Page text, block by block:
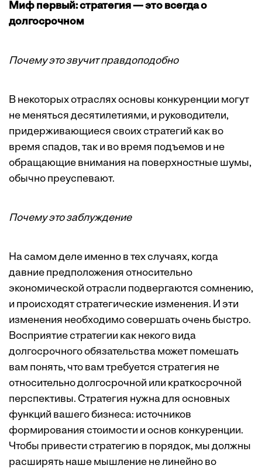
Миф первый: стратегия — это всегда о
долгосрочном
Почему это звучит правдоподобно
В некоторых отраслях основы конкуренции могут
не меняться десятилетиями, и руководители,
придерживающиеся своих стратегий как во
время спадов, так и во время подъемов и не
обращающие внимания на поверхностные шумы,
обычно преуспевают.
Почему это заблуждение
На самом деле именно в тех случаях, когда
давние предположения относительно
экономической отрасли подвергаются сомнению,
и происходят стратегические изменения. И эти
изменения необходимо совершать очень быстро.
Восприятие стратегии как некого вида
долгосрочного обязательства может помешать
вам понять, что вам требуется стратегия не
относительно долгосрочной или краткосрочной
перспективы. Стратегия нужна для основных
функций вашего бизнеса: источников
формирования стоимости и основ конкуренции.
Чтобы привести стратегию в порядок, мы должны
расширять наше мышление не линейно во